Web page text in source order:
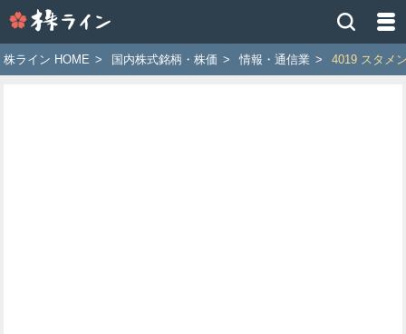
イ
ン
株ライン HOME > 国内株式銘柄・株価 > 情報・通信業 > 4019 スタメ